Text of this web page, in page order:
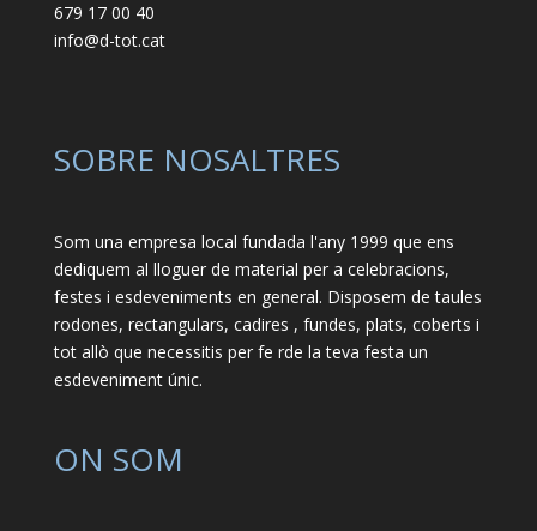
679 17 00 40
info@d-tot.cat
SOBRE NOSALTRES
Som una empresa local fundada l'any 1999 que ens
dediquem al lloguer de material per a celebracions,
festes i esdeveniments en general. Disposem de taules
rodones, rectangulars, cadires , fundes, plats, coberts i
tot allò que necessitis per fe rde la teva festa un
esdeveniment únic.
ON SOM